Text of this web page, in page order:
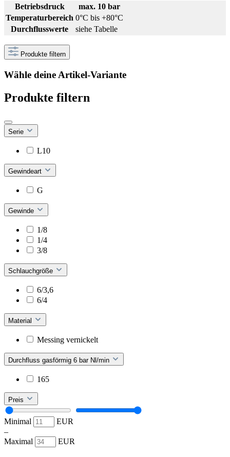
Betriebsdruck
max. 10 bar
Temperaturbereich 0°C bis +80°C
Durchflusswerte
siehe Tabelle
Produkte filtern
Wähle deine Artikel-Variante
Produkte filtern
Serie
L10
Gewindeart
G
Gewinde
1/8
1/4
3/8
Schlauchgröße
6/3,6
6/4
Material
Messing vernickelt
Durchfluss gasförmig 6 bar Nl/min
165
Preis
Minimal
EUR
–
Maximal
EUR